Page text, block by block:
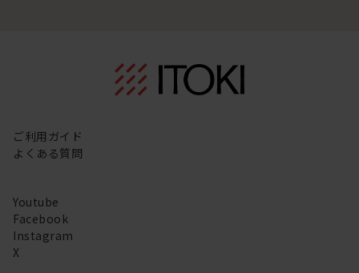
ご利用ガイド
よくある質問
Youtube
Facebook
Instagram
X